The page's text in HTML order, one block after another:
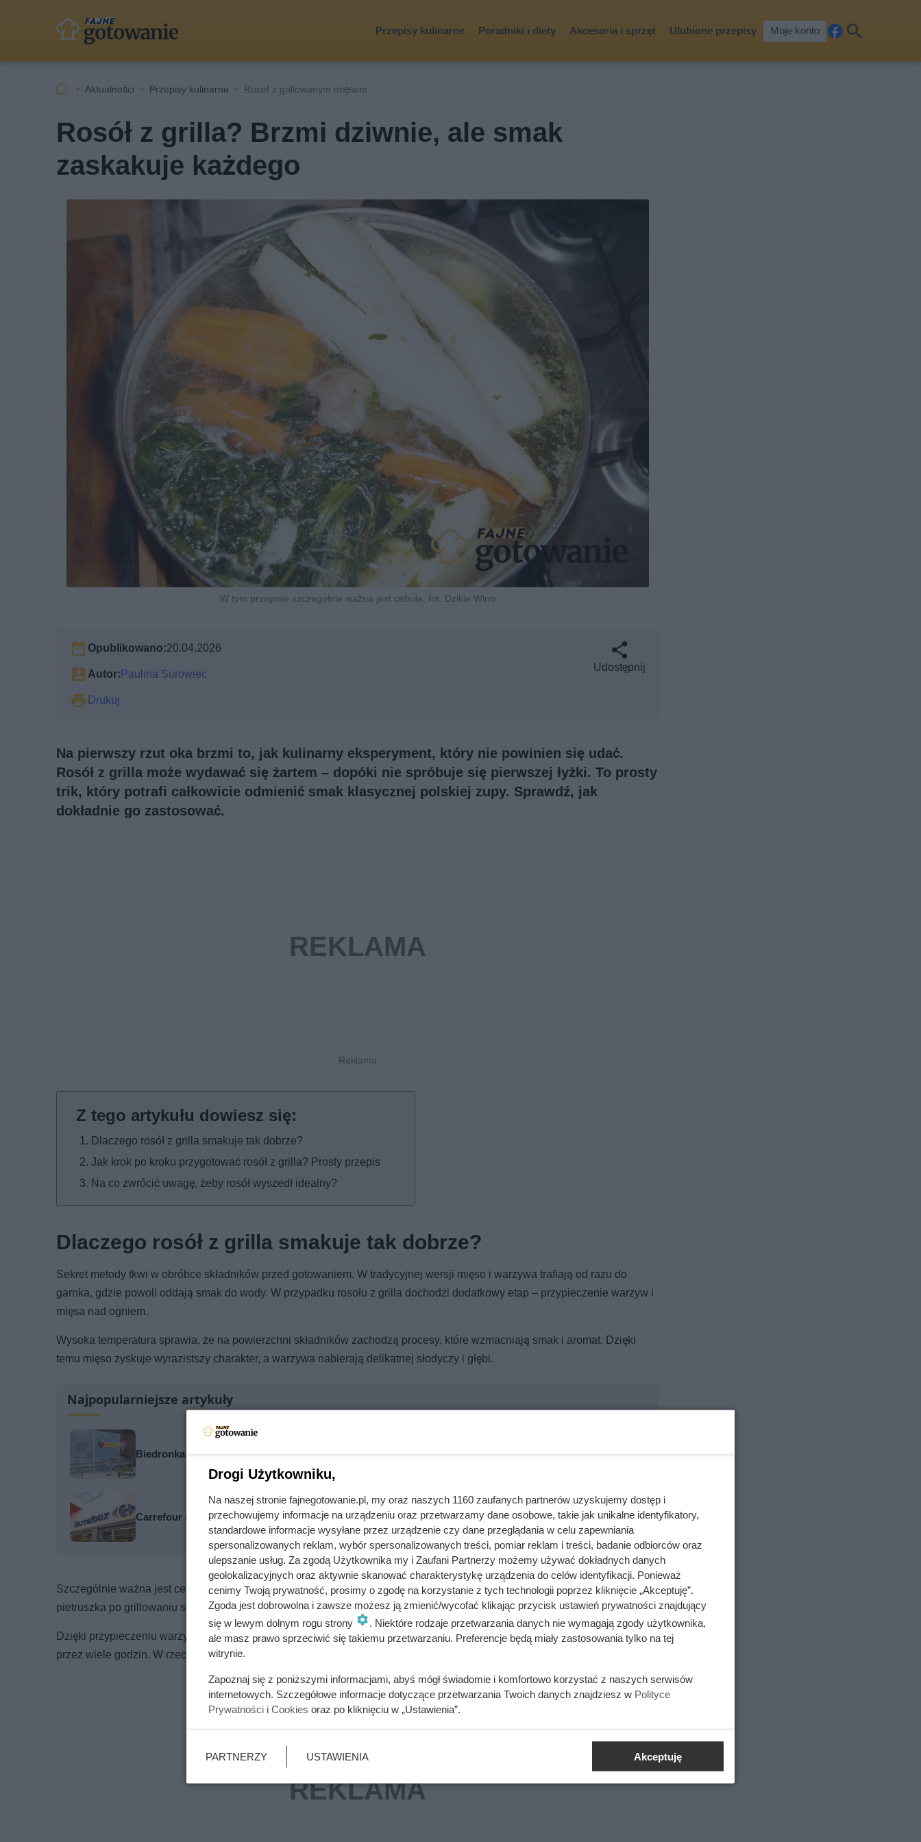
Przepisy kulinarne Poradniki i diety Akcesoria i sprzęt Ulubione przepisy Moje konto
cebkaj
Aktualności Przepisy kulinarne Rosół z grillowanym mięsem
Rosół z grilla? Brzmi dziwnie, ale smak
zaskakuje każdego
W tym przepisie szczególnie ważna jest cebula, fot. Dzikie Wino
Opublikowano:20.04.2026
Autor: Paulina Surowiec
Drukuj
Udostępnij
Na pierwszy rzut oka brzmi to, jak kulinarny eksperyment, który nie powinien się udać.
Rosół z grilla może wydawać się żartem – dopóki nie spróbuje się pierwszej łyżki. To prosty
trik, który potrafi całkowicie odmienić smak klasycznej polskiej zupy. Sprawdź, jak
dokładnie go zastosować.
Dlaczego rosół z grilla smakuje tak dobrze?
Jak krok po kroku przygotować rosół z grilla? Prosty przepis
Na co zwrócić uwagę, żeby rosół wyszedł idealny?
Dlaczego rosół z grilla smakuje tak dobrze?
Sekret metody tkwi w obróbce składników przed gotowaniem. W tradycyjnej wersji mięso i warzywa trafiają od razu do
garnka, gdzie powoli oddają smak do wody. W przypadku rosołu z grilla dochodzi dodatkowy etap – przypieczenie warzyw i
mięsa nad ogniem.
Wysoka temperatura sprawia, że na powierzchni składników zachodzą procesy, które wzmacniają smak i aromat. Dzięki
temu mięso zyskuje wyrazistszy charakter, a warzywa nabierają delikatnej słodyczy i głębi.
Najpopularniejsze artykuły
Biedronka rozdaje szampony gratis. Rodziny mogą sporo zaoszczędzić
Carrefour szaleje z promocjami. Tak taniej kawy dawno nie było!
Szczególnie ważna jest cebula – lekko przypalona nadaje wywarowi piękny, złocisto-bursztynowy kolor. Marchewka i
pietruszka po grillowaniu stają się bardziej aromatyczne, a całość zyskuje dzięki nim wyjątkowy, lekko dymny posmak.
Dzięki przypieczeniu warzyw i mięsa nad ogniem rosół wygląda i smakuje tak, jakby z wyjątkową starannością gotowany był
przez wiele godzin. W rzeczywistości to efekt jednego prostego zabiegu.
Drogi Użytkowniku,
Na naszej stronie fajnegotowanie.pl, my oraz naszych 1160 zaufanych partnerów uzyskujemy dostęp i
przechowujemy informacje na urządzeniu oraz przetwarzamy dane osobowe, takie jak unikalne identyfikatory,
standardowe informacje wysyłane przez urządzenie czy dane przeglądania w celu zapewniania
spersonalizowanych reklam, wybór spersonalizowanych treści, pomiar reklam i treści, badanie odbiorców oraz
ulepszanie usług. Za zgodą Użytkownika my i Zaufani Partnerzy możemy używać dokładnych danych
geolokalizacyjnych oraz aktywnie skanować charakterystykę urządzenia do celów identyfikacji. Ponieważ
cenimy Twoją prywatność, prosimy o zgodę na korzystanie z tych technologii poprzez kliknięcie „Akceptuję”.
Zgoda jest dobrowolna i zawsze możesz ją zmienić/wycofać klikając przycisk ustawień prywatności znajdujący
się w lewym dolnym rogu strony
. Niektóre rodzaje przetwarzania danych nie wymagają zgody użytkownika,
ale masz prawo sprzeciwić się takiemu przetwarzaniu. Preferencje będą miały zastosowania tylko na tej
witrynie.
Zapoznaj się z poniższymi informacjami, abyś mógł świadomie i komfortowo korzystać z naszych serwisów
internetowych. Szczegółowe informacje dotyczące przetwarzania Twoich danych znajdziesz w Polityce
Prywatności i Cookies oraz po kliknięciu w „Ustawienia”.
PARTNERZY USTAWIENIA Akceptuję